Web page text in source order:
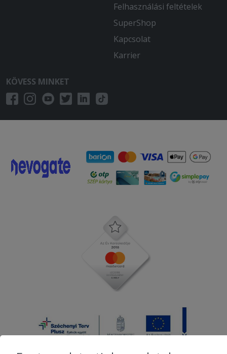
Felhasználási feltételek
SuperShop
Kapcsolat
Karrier
KÖVESS MINKET